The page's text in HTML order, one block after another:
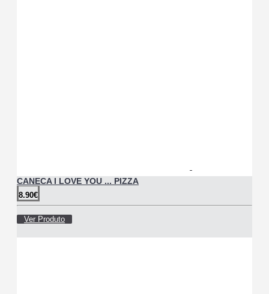
CANECA I LOVE YOU ... PIZZA
8.90€
Ver Produto